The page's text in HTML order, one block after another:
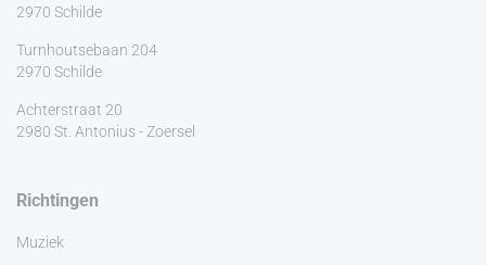
2970 Schilde
Turnhoutsebaan 204
2970 Schilde
Achterstraat 20
2980 St. Antonius - Zoersel
Richtingen
Muziek